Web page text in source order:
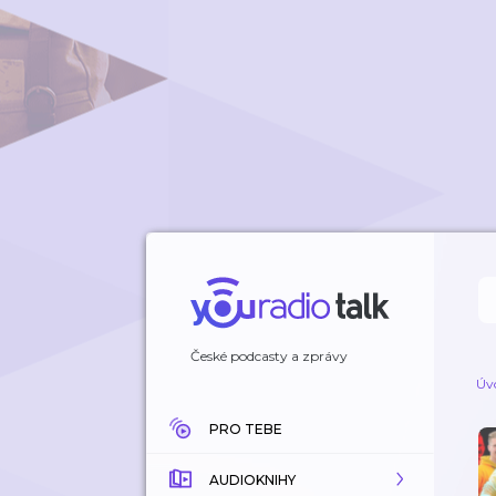
České podcasty a zprávy
PRO TEBE
AUDIOKNIHY